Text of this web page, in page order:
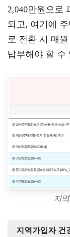
2,040만원으로
되고, 여기에
로 전환 시 매
납부해야 할 수
지
지역가입자 건